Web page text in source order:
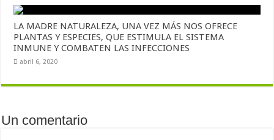
LA MADRE NATURALEZA, UNA VEZ MÁS NOS OFRECE
PLANTAS Y ESPECIES, QUE ESTIMULA EL SISTEMA
INMUNE Y COMBATEN LAS INFECCIONES
abril 6, 2020
Un comentario